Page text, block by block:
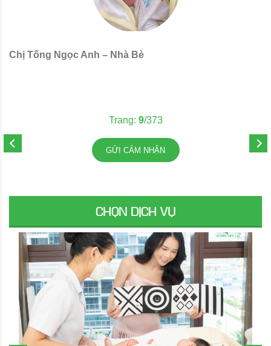
Chị Tống Ngọc Anh – Nhà Bè
Trang: 9/373
GỬI CẢM NHẬN
CHỌN DỊCH VỤ